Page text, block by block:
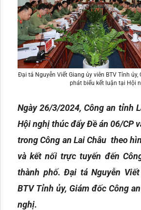
Đại tá Nguyễn Viết Giang ủy viên BTV Tỉnh
phát biểu kết luận tại Hội
Ngày 26/3/2024, Công an tỉnh
Hội nghị thúc đẩy Đề án 06/CP
trong Công an Lai Châu theo
và kết nối trực tuyến đến
thành phố. Đại tá Nguyễn
BTV Tỉnh ủy, Giám đốc Công
nghị.